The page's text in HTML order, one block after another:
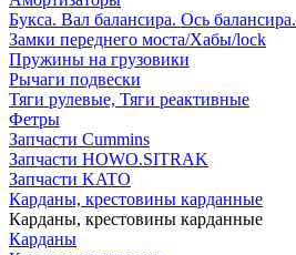
Букса. Вал балансира. Ось балансира.
Замки переднего моста/Хабы/lock
Пружины на грузовики
Рычаги подвески
Тяги рулевые, Тяги реактивные
Фетры
Запчасти Cummins
Запчасти HOWO.SITRAK
Запчасти KATO
Карданы, крестовины карданные
Карданы, крестовины карданные
Карданы